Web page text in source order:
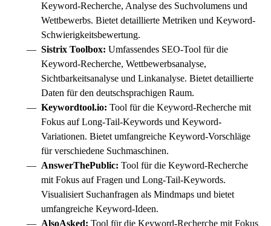
Keyword-Recherche, Analyse des Suchvolumens und
Wettbewerbs. Bietet detaillierte Metriken und Keyword-
Schwierigkeitsbewertung.
Sistrix Toolbox: Umfassendes SEO-Tool für die
Keyword-Recherche, Wettbewerbsanalyse,
Sichtbarkeitsanalyse und Linkanalyse. Bietet detaillierte
Daten für den deutschsprachigen Raum.
Keywordtool.io: Tool für die Keyword-Recherche mit
Fokus auf Long-Tail-Keywords und Keyword-
Variationen. Bietet umfangreiche Keyword-Vorschläge
für verschiedene Suchmaschinen.
AnswerThePublic: Tool für die Keyword-Recherche
mit Fokus auf Fragen und Long-Tail-Keywords.
Visualisiert Suchanfragen als Mindmaps und bietet
umfangreiche Keyword-Ideen.
AlsoAsked: Tool für die Keyword-Recherche mit Fokus